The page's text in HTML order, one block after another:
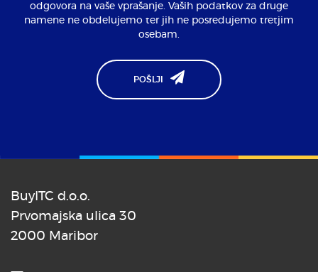
odgovora na vaše vprašanje. Vaših podatkov za druge
namene ne obdelujemo ter jih ne posredujemo tretjim
osebam.
POŠLJI
BuyITC d.o.o.
Prvomajska ulica 30
2000 Maribor